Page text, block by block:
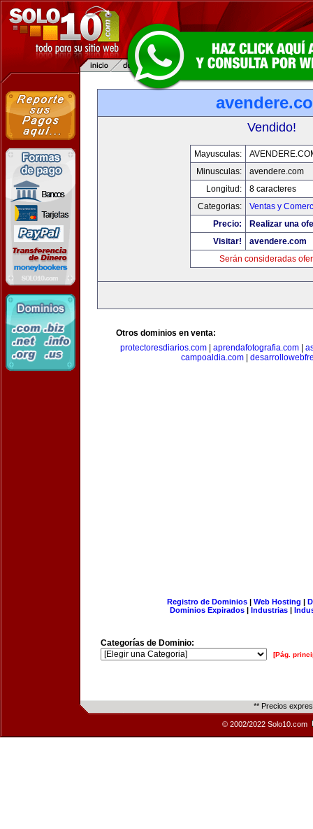
Vendido!
Mayusculas:
Minusculas:
avendere.com
Longitud:
8 caracteres
Categorias:
Ventas y
Precio:
Realizar una
Visitar!
avendere.com
Serán consideradas
Otros dominios en venta:
protectoresdiarios.com
aprendafotografia.com
campoaldia.com
Registro de Dominios| Web Hosting |
Dominios Expirados | Industrias |
Categorías de Dominio:
[Pág.
** Precios
© 2002/2022 Solo10.com